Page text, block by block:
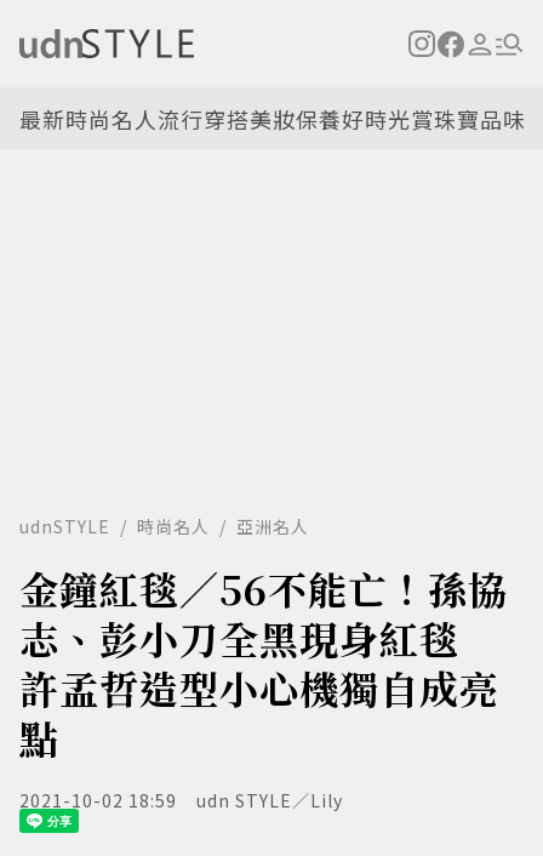
最新時尚名人流行穿搭美妝保養好時光賞珠寶品味
udnSTYLE 時尚名人 亞洲名人
金鐘紅毯／56不能亡！孫協
志、彭小刀全黑現身紅毯
許孟哲造型小心機獨自成亮
點
2021-10-02 18:59 udn STYLE／Lily